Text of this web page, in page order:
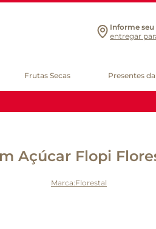
Informe seu
entregar
Frutas Secas Presentes da
Açúcar Flopi
Florestal